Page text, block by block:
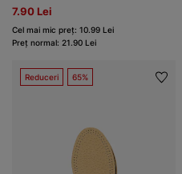
7.90 Lei
Cel mai mic preț: 10.99 Lei
Preț normal: 21.90 Lei
Reduceri 65%